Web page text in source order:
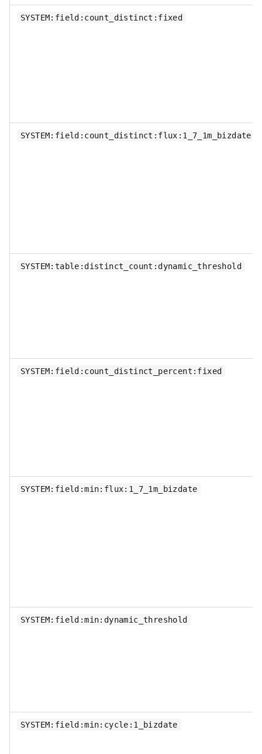
SYSTEM:field:count_distinct:fixed
SYSTEM:field:count_distinct:flux:1_7_1m_bizdate
SYSTEM:table:distinct_count:dynamic_threshold
SYSTEM:field:count_distinct_percent:fixed
SYSTEM:field:min:flux:1_7_1m_bizdate
SYSTEM:field:min:dynamic_threshold
SYSTEM:field:min:cycle:1_bizdate